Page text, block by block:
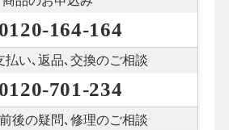
0120-164-164
払い､ 返品､交換のご相談
0120-701-234
後の疑問､修理のご相談